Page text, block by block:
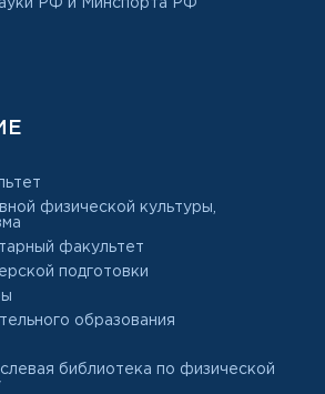
РФ и Минспорта РФ
физической культуры,
факультет
подготовки
образования
библиотека по физической